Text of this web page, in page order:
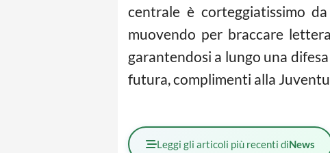
centrale è corteggiatissimo
muovendo per braccare
garantendosi a lungo una
futura, complimenti alla
Leggi gli articoli più recenti diNews